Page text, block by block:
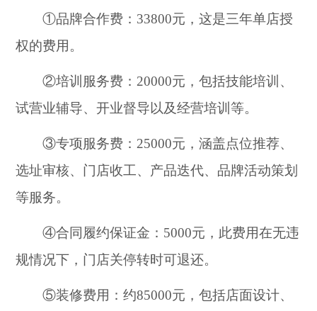
①品牌合作费：33800元，这是三年单店授
权的费用。
②培训服务费：20000元，包括技能培训、
试营业辅导、开业督导以及经营培训等。
③专项服务费：25000元，涵盖点位推荐、
选址审核、门店收工、产品迭代、品牌活动策划
等服务。
④合同履约保证金：5000元，此费用在无违
规情况下，门店关停转时可退还。
⑤装修费用：约85000元，包括店面设计、